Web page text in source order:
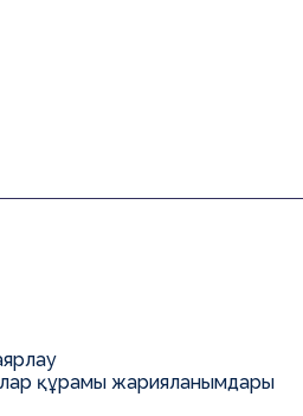
құрамы жарияланымдары